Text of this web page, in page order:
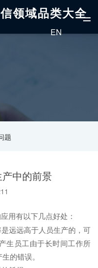
领域品类大全
EN
题
中的前景
用有以下几点好处：
远远高于人员生产的，可
生员工由于长时间工作所
的错误。